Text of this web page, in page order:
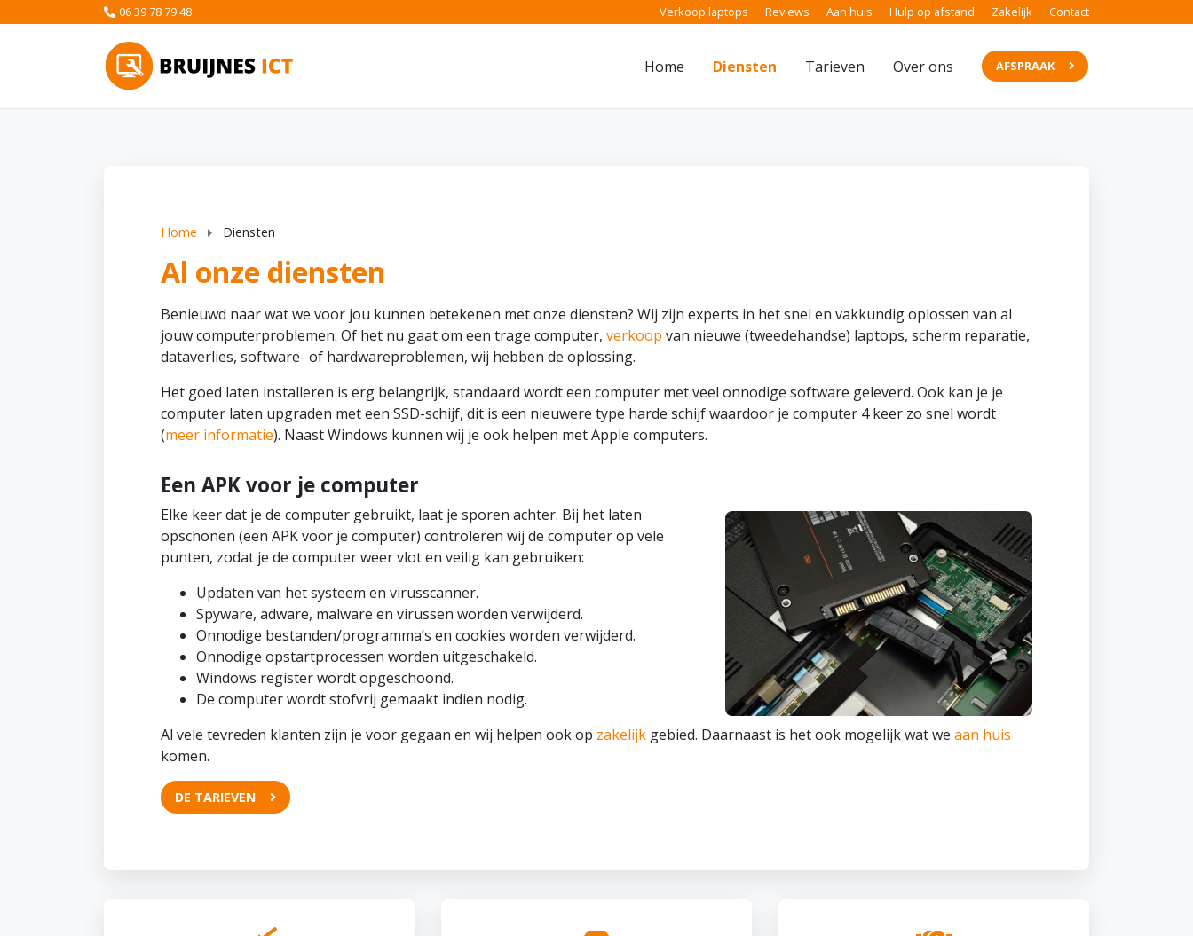
06 39 78 79 48 Verkoop laptops Reviews Aan huis Hulp op afstand Zakelijk Contact
Home Diensten Tarieven Over ons AFSPRAAK
Home Diensten
Al onze diensten
Benieuwd naar wat we voor jou kunnen betekenen met onze diensten? Wij zijn experts in het snel en vakkundig oplossen van al
jouw computerproblemen. Of het nu gaat om een trage computer, verkoop van nieuwe (tweedehandse) laptops, scherm reparatie,
dataverlies, software- of hardwareproblemen, wij hebben de oplossing.
Het goed laten installeren is erg belangrijk, standaard wordt een computer met veel onnodige software geleverd. Ook kan je je
computer laten upgraden met een SSD-schijf, dit is een nieuwere type harde schijf waardoor je computer 4 keer zo snel wordt
(meer informatie). Naast Windows kunnen wij je ook helpen met Apple computers.
Een APK voor je computer
Elke keer dat je de computer gebruikt, laat je sporen achter. Bij het laten
opschonen (een APK voor je computer) controleren wij de computer op vele
punten, zodat je de computer weer vlot en veilig kan gebruiken:
Updaten van het systeem en virusscanner.
Spyware, adware, malware en virussen worden verwijderd.
Onnodige bestanden/programma’s en cookies worden verwijderd.
Onnodige opstartprocessen worden uitgeschakeld.
Windows register wordt opgeschoond.
De computer wordt stofvrij gemaakt indien nodig.
Al vele tevreden klanten zijn je voor gegaan en wij helpen ook op zakelijk gebied. Daarnaast is het ook mogelijk wat we aan huis
komen.
DE TARIEVEN